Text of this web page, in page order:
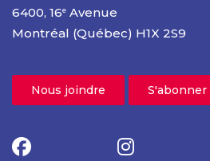
6400, 16e Avenue
Montréal (Québec) H1X 2S9
Nous joindre